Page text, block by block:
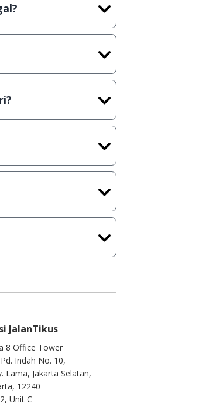
tidak (bajakan) hasil
menerbitkan suatu
dalam arti
membeli lisensi
Deskripsi serta
upload-
waktu yang
JalanTikus
8 Office Tower
Indah No. 10,
Lama, Jakarta Selatan,
12240
Unit C